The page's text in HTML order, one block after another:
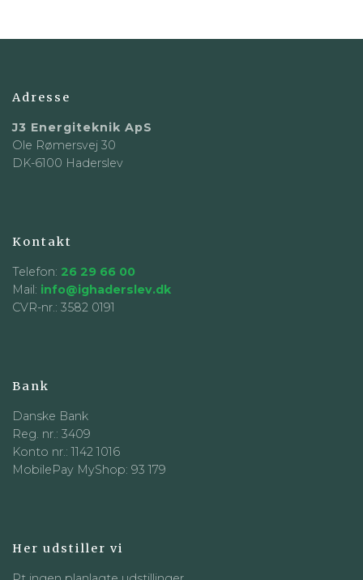
Adresse
J3 Energiteknik ApS
Ole Rømersvej 30
DK-6100 Haderslev
Kontakt
Telefon: 26 29 66 00
Mail: info@ighaderslev.dk
CVR-nr.: 3582 0191
Bank
Danske Bank
Reg. nr.: 3409
Konto nr.: 1142 1016
MobilePay MyShop: 93 179
Her udstiller vi